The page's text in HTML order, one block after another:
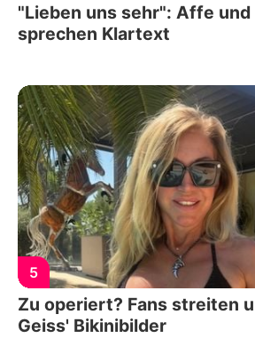
"Lieben uns sehr": Affe und
sprechen Klartext
5
Zu operiert? Fans streiten
Geiss' Bikinibilder